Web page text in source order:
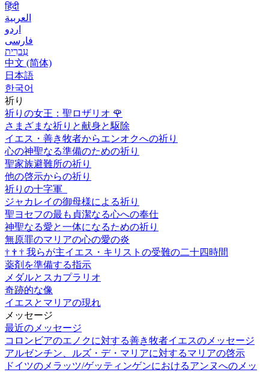
हिंदी
العربية
اردو
فارسی
עִברִית
中文 (简体)
日本語
한국어
祈り
祈りの女王：聖ロザリオ 🌹
さまざまな祈りと献身と駆除
イエス・善き牧者からエンオクへの祈り
心の神聖なる準備のための祈り
聖家族避難所の祈り
他の啓示からの祈り
祈りの十字軍
ジャカレイの御母様による祈り
聖ヨセフの最も貞潔なる心への奉仕
神聖なる愛と一体になるための祈り
無原罪のマリアの心の愛の炎
† † † 我らが主イエス・キリストの受難の二十四時間
薬剤を準備する指示
メダルとスカプラリオ
奇跡的な像
イエスとマリアの現れ
メッセージ
最近のメッセージ
コロンビアのエノクに対する善き牧者イエスのメッセージ
アルゼンチン、ルズ・デ・マリアに対するマリアの啓示
ドイツのメラッツ/ゲッティンゲンにおけるアンヌへのメッ